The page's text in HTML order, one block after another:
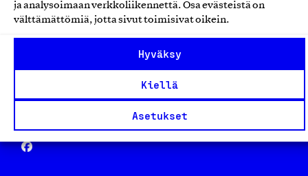
ja analysoimaan verkkoliikennettä. Osa evästeistä on
välttämättömiä, jotta sivut toimisivat oikein.
Hyväksy
Kiellä
Asetukset
Yhteiskunnallinen Yritys -merkki